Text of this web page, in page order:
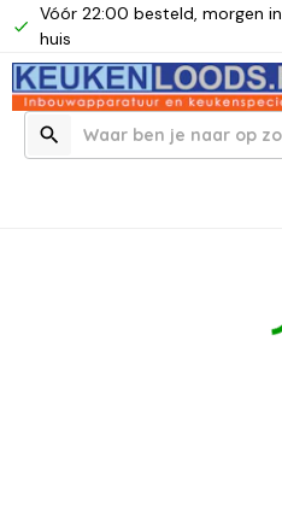
Vóór 22:00 besteld, morgen in
huis